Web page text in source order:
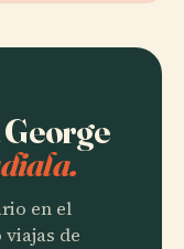
en el
de